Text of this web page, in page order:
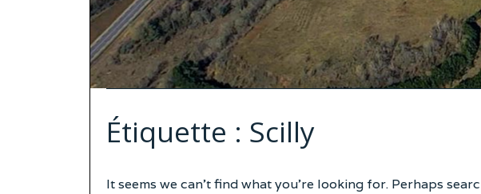
Étiquette : Scilly
It seems we can’t find what you’re looking for. Perhaps